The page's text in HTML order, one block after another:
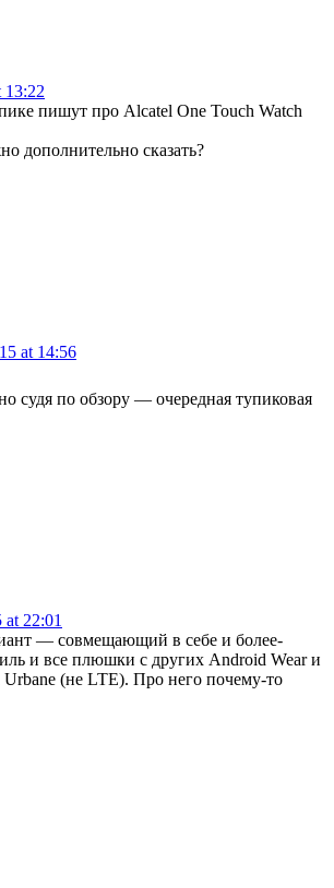
13:22
пишут про Alcatel One Touch Watch
дополнительно сказать?
at 14:56
судя по обзору — очередная тупиковая
at 22:01
— совмещающий в себе и более-
и все плюшки с других Android Wear и
(не LTE). Про него почему-то